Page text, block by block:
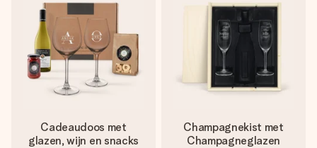
Cadeaudoos met
glazen, wijn en snacks
Champagnekist met
Champagneglazen